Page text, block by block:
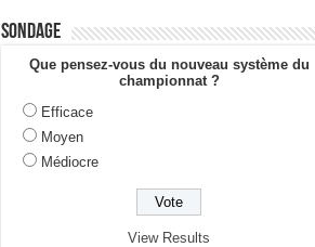
Sondage
Que pensez-vous du nouveau système du
championnat ?
Efficace
Moyen
Médiocre
View Results